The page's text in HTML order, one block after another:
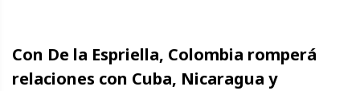
Con De la Espriella, Colombia romperá
relaciones con Cuba, Nicaragua y